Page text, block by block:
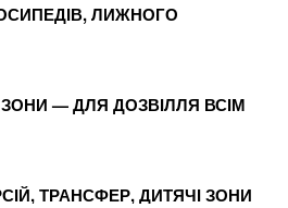
ЛИЖНОГО
ЗОНИ — ДЛЯ ДОЗВІЛЛЯ ВСІМ
ТРАНСФЕР, ДИТЯЧІ ЗОНИ